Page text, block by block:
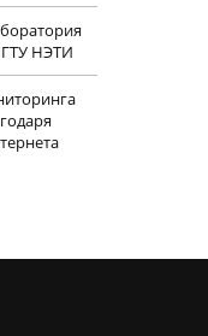
НЭТИ